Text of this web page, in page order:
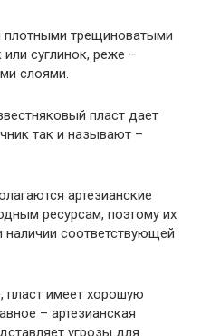
плотными трещиноватыми
суглинок, реже –
слоями.
пласт дает
так и называют –
артезианские
ресурсам, поэтому их
соответствующей
пласт имеет хорошую
– артезианская
угрозы для